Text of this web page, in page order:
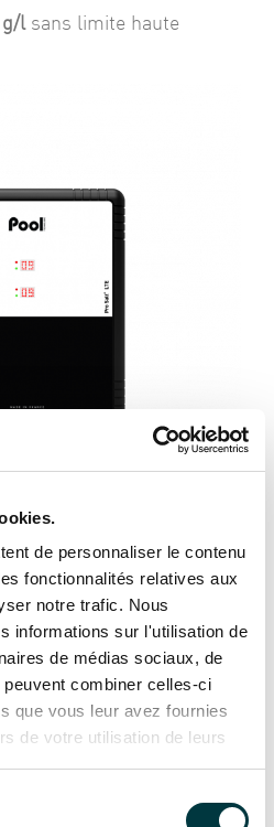
de personnaliser le contenu
fonctionnalités relatives aux
notre trafic. Nous
informations sur l'utilisation de
de médias sociaux, de
combiner celles-ci
que vous leur avez fournies
de votre utilisation de leurs
g/l sans limite haute